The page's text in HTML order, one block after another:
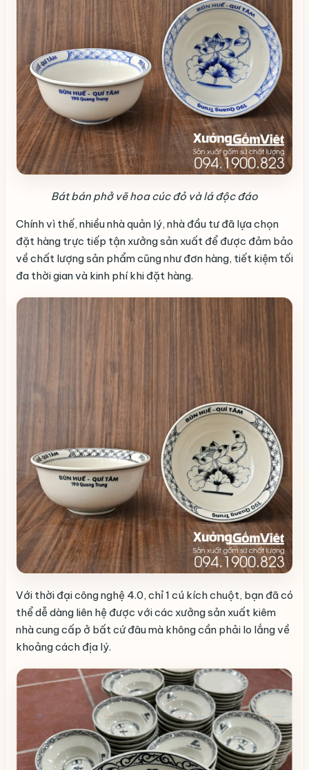
Bát bán phở vẽ hoa cúc đỏ và lá độc đáo
Chính vì thế, nhiều nhà quản lý, nhà đầu tư đã lựa chọn
đặt hàng trực tiếp tận xưởng sản xuất để được đảm bảo
về chất lượng sản phẩm cũng như đơn hàng, tiết kiệm tối
đa thời gian và kinh phí khi đặt hàng.
Với thời đại công nghệ 4.0, chỉ 1 cú kích chuột, bạn đã có
thể dễ dàng liên hệ được với các xưởng sản xuất kiêm
nhà cung cấp ở bất cứ đâu mà không cần phải lo lắng về
khoảng cách địa lý.